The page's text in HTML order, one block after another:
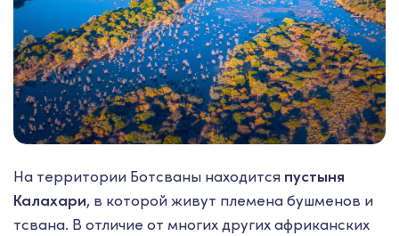
На территории Ботсваны находится пустыня
Калахари, в которой живут племена бушменов и
тсвана. В отличие от многих других африканских